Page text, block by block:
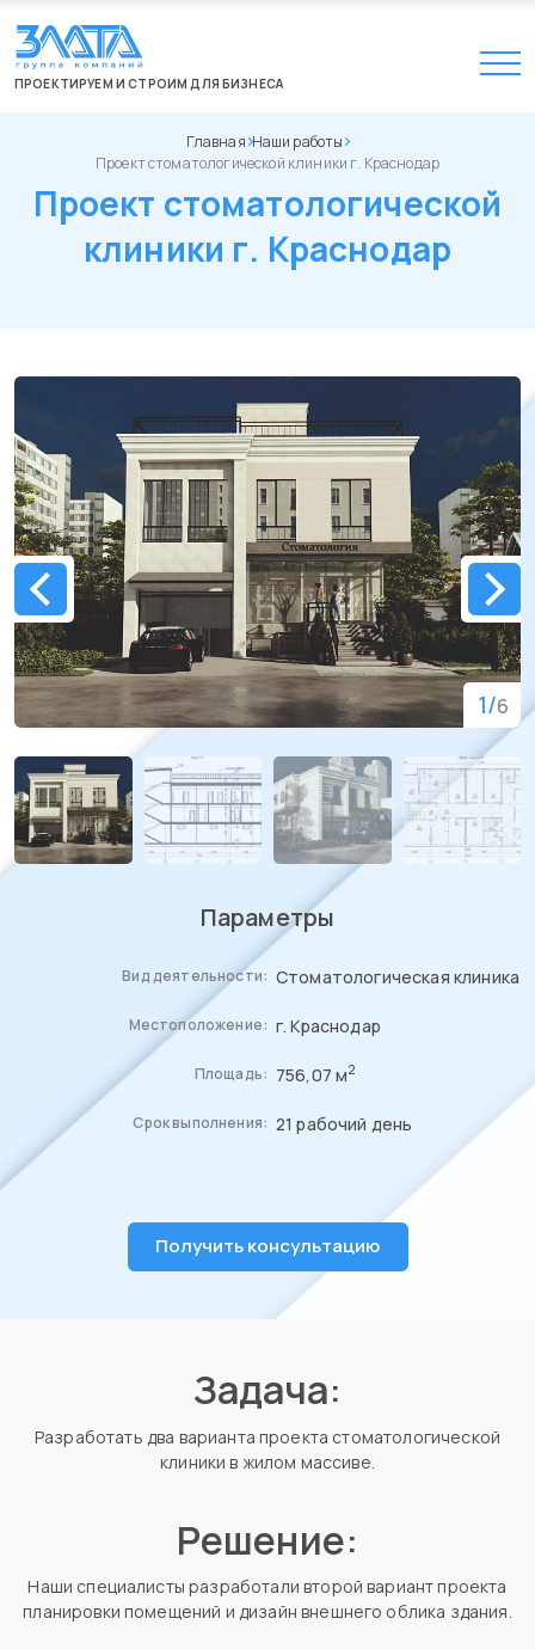
ПРОЕКТИРУЕМ И СТРОИМ ДЛЯ БИЗНЕСА
Главная Наши работы
Проект стоматологической клиники г. Краснодар
Проект стоматологической
клиники г. Краснодар
1/6
Параметры
Вид деятельности: Стоматологическая клиника
Местоположение: г. Краснодар
Площадь: 756,07 м2
Срок выполнения: 21 рабочий день
Получить консультацию
Задача:
Разработать два варианта проекта стоматологической
клиники в жилом массиве.
Решение:
Наши специалисты разработали второй вариант проекта
планировки помещений и дизайн внешнего облика здания.